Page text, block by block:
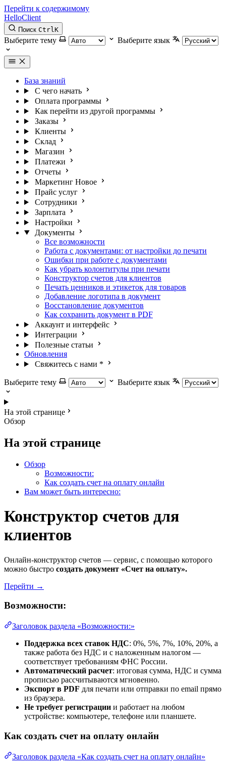
Перейти к содержимому
HelloClient
Поиск CtrlK
Выберите тему Выберите язык
База знаний
С чего начать
Оплата программы
Как перейти из другой программы
Заказы
Клиенты
Склад
Магазин
Платежи
Отчеты
Маркетинг Новое
Прайс услуг
Сотрудники
Зарплата
Настройки
Документы
Все возможности
Работа с документами: от настройки до печати
Ошибки при работе с документами
Как убрать колонтитулы при печати
Конструктор счетов для клиентов
Печать ценников и этикеток для товаров
Добавление логотипа в документ
Восстановление документов
Как сохранить документ в PDF
Аккаунт и интерфейс
Интеграции
Полезные статьи
Обновления
Свяжитесь с нами *
Выберите тему Выберите язык
На этой странице
Обзор
На этой странице
Обзор
Возможности:
Как создать счет на оплату онлайн
Вам может быть интересно:
Конструктор счетов для
клиентов
Онлайн-конструктор счетов — сервис, с помощью которого
можно быстро создать документ «Счет на оплату».
Перейти →
Возможности:
Заголовок раздела «Возможности:»
Поддержка всех ставок НДС: 0%, 5%, 7%, 10%, 20%, а
также работа без НДС и с наложенным налогом —
соответствует требованиям ФНС России.
Автоматический расчет: итоговая сумма, НДС и сумма
прописью рассчитываются мгновенно.
Экспорт в PDF для печати или отправки по email прямо
из браузера.
Не требует регистрации и работает на любом
устройстве: компьютере, телефоне или планшете.
Как создать счет на оплату онлайн
Заголовок раздела «Как создать счет на оплату онлайн»